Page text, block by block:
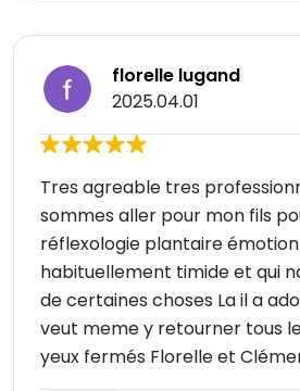
florelle lugand
2025.04.01
Tres agreable tres
sommes aller pour mon fils
réflexologie plantaire
habituellement timide et qui
de certaines choses La il a
veut meme y retourner tous
yeux fermés Florelle et